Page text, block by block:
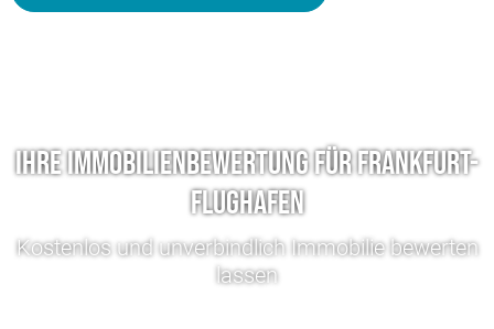
Ihre Immobilienbewertung für Frankfurt-
Flughafen
Kostenlos und unverbindlich Immobilie bewerten
lassen